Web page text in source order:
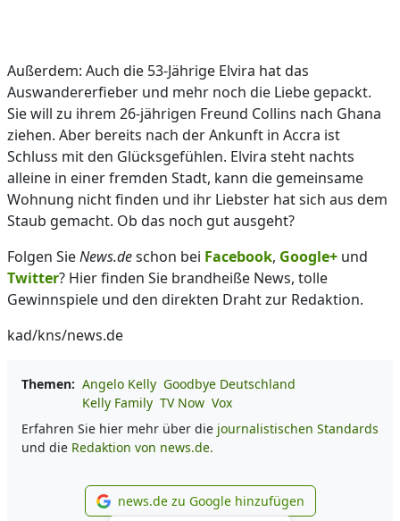
Außerdem: Auch die 53-Jährige Elvira hat das
Auswandererfieber und mehr noch die Liebe gepackt.
Sie will zu ihrem 26-jährigen Freund Collins nach Ghana
ziehen. Aber bereits nach der Ankunft in Accra ist
Schluss mit den Glücksgefühlen. Elvira steht nachts
alleine in einer fremden Stadt, kann die gemeinsame
Wohnung nicht finden und ihr Liebster hat sich aus dem
Staub gemacht. Ob das noch gut ausgeht?
Folgen SieNews.deschon bei Facebook, Google+ und
Twitter? Hier finden Sie brandheiße News, tolle
Gewinnspiele und den direkten Draht zur Redaktion.
kad/kns/news.de
Themen: Angelo Kelly Goodbye Deutschland
Kelly Family TV Now Vox
Erfahren Sie hier mehr über die journalistischen Standards
und die Redaktion von news.de.
news.de zu Google
news.de zu Google hinzufügen